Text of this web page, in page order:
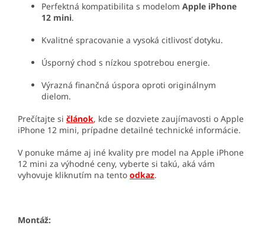
Perfektná kompatibilita s modelom Apple iPhone
12 mini.
Kvalitné spracovanie a vysoká citlivosť dotyku.
Úsporný chod s nízkou spotrebou energie.
Výrazná finančná úspora oproti originálnym
dielom.
Prečítajte si článok, kde se dozviete zaujímavosti o Apple
iPhone 12 mini, prípadne detailné technické informácie.
V ponuke máme aj iné kvality pre model na Apple iPhone
12 mini za výhodné ceny, vyberte si takú, aká vám
vyhovuje kliknutím na tento odkaz.
Montáž: